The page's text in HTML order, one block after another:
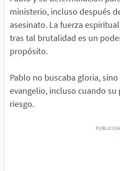
ministerio, incluso después
asesinato. La fuerza
tras tal brutalidad es un
propósito.
Pablo no buscaba gloria,
evangelio, incluso cuando su
riesgo.